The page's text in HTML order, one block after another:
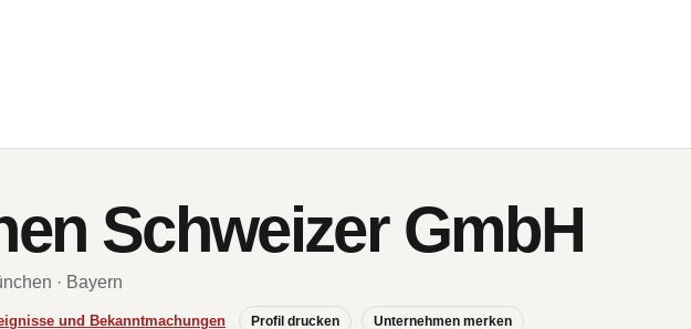
Schweizer GmbH
· Bayern
und Bekanntmachungen Profil drucken Unternehmen merken